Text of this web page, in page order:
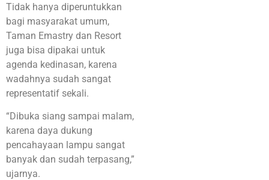
Tidak hanya diperuntukkan
bagi masyarakat umum,
Taman Emastry dan Resort
juga bisa dipakai untuk
agenda kedinasan, karena
wadahnya sudah sangat
representatif sekali.
“Dibuka siang sampai malam,
karena daya dukung
pencahayaan lampu sangat
banyak dan sudah terpasang,”
ujarnya.